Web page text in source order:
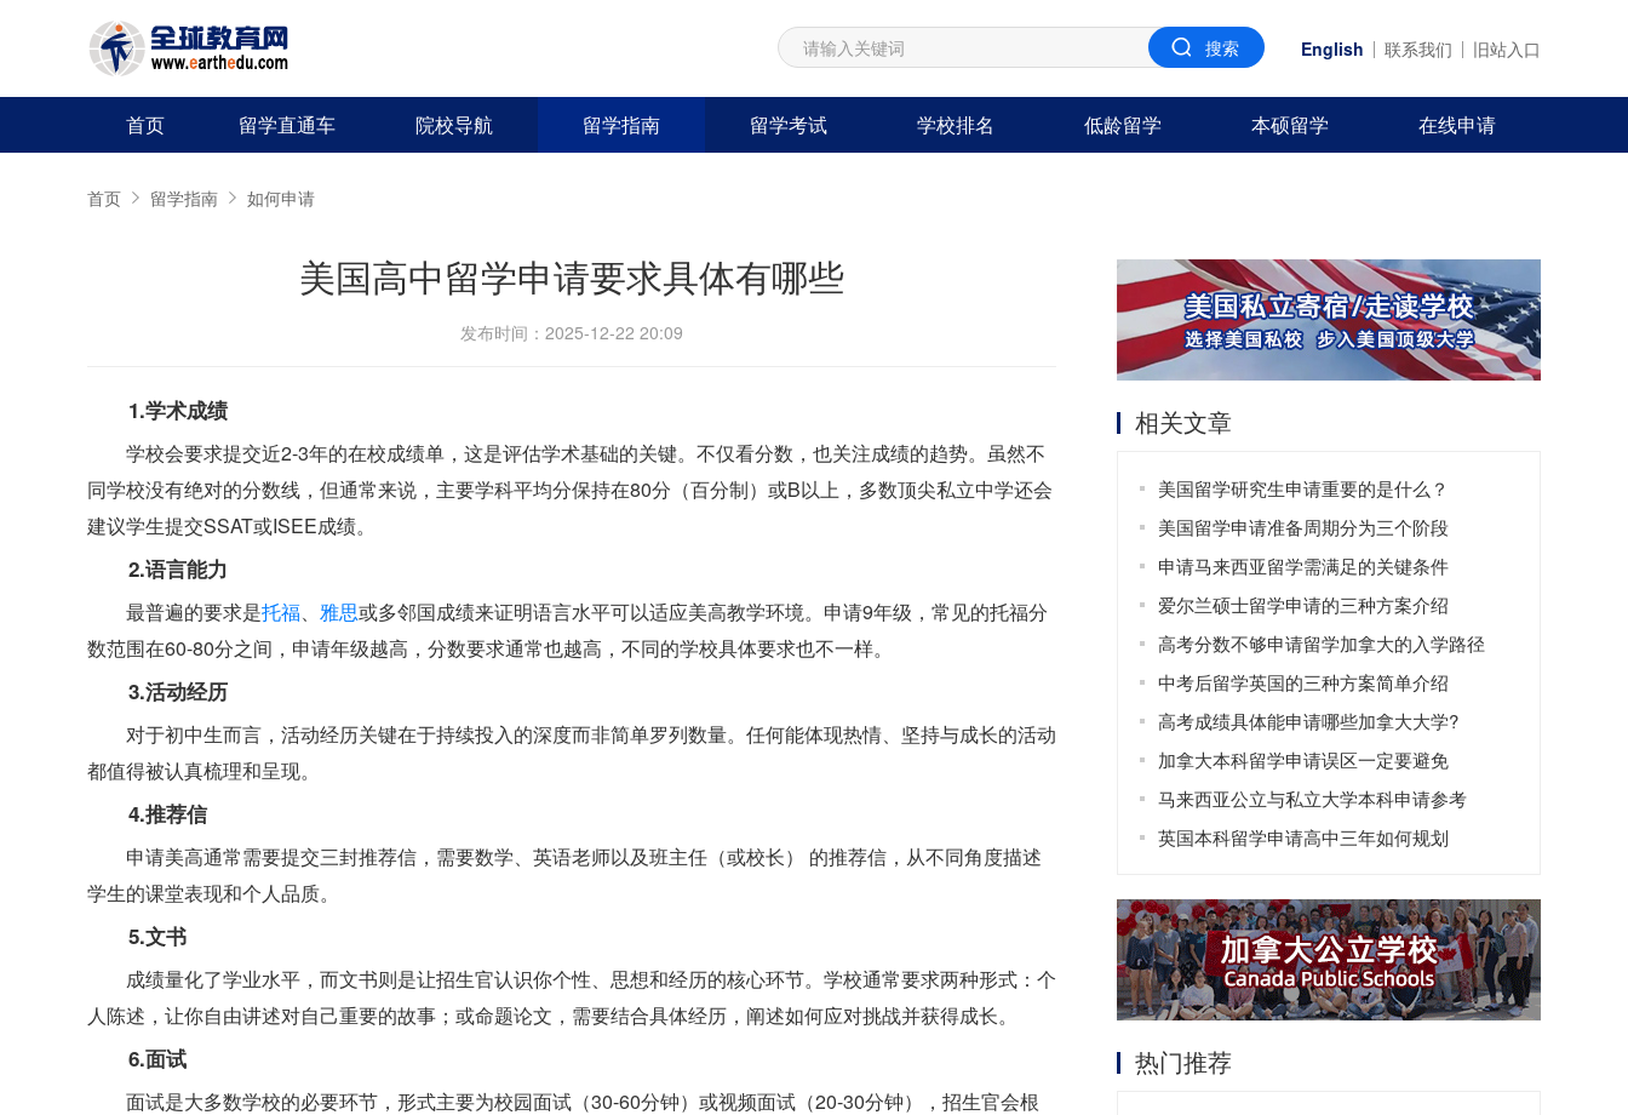
English 联系我们 旧站入口
首页 留学直通车 院校导航 留学指南 留学考试 学校排名 低龄留学 本硕留学 在线申请
首页 留学指南 如何申请
美国高中留学申请要求具体有哪些
发布时间：2025-12-22 20:09
1.学术成绩
学校会要求提交近2-3年的在校成绩单，这是评估学术基础的关键。不仅看分数，也关注成绩的趋势。虽然不
同学校没有绝对的分数线，但通常来说，主要学科平均分保持在80分（百分制）或B以上，多数顶尖私立中学还会
建议学生提交SSAT或ISEE成绩。
2.语言能力
最普遍的要求是托福、 雅思或多邻国成绩来证明语言水平可以适应美高教学环境。申请9年级，常见的托福分
数范围在60-80分之间，申请年级越高，分数要求通常也越高，不同的学校具体要求也不一样。
3.活动经历
对于初中生而言，活动经历关键在于持续投入的深度而非简单罗列数量。任何能体现热情、坚持与成长的活动
都值得被认真梳理和呈现。
4.推荐信
申请美高通常需要提交三封推荐信，需要数学、英语老师以及班主任（或校长） 的推荐信，从不同角度描述
学生的课堂表现和个人品质。
5.文书
成绩量化了学业水平，而文书则是让招生官认识你个性、思想和经历的核心环节。学校通常要求两种形式：个
人陈述，让你自由讲述对自己重要的故事；或命题论文，需要结合具体经历，阐述如何应对挑战并获得成长。
6.面试
面试是大多数学校的必要环节，形式主要为校园面试（30-60分钟）或视频面试（20-30分钟），招生官会根
相关文章
美国留学研究生申请重要的是什么？
美国留学申请准备周期分为三个阶段
申请马来西亚留学需满足的关键条件
爱尔兰硕士留学申请的三种方案介绍
高考分数不够申请留学加拿大的入学路径
中考后留学英国的三种方案简单介绍
高考成绩具体能申请哪些加拿大大学?
加拿大本科留学申请误区一定要避免
马来西亚公立与私立大学本科申请参考
英国本科留学申请高中三年如何规划
热门推荐